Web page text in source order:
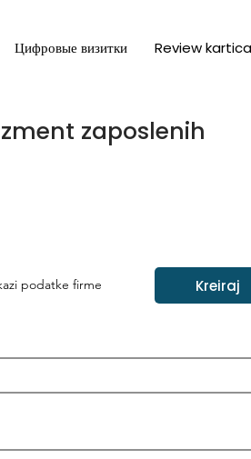
Цифровые визитки Review kartica
zaposlenih
podatke firme Kreiraj